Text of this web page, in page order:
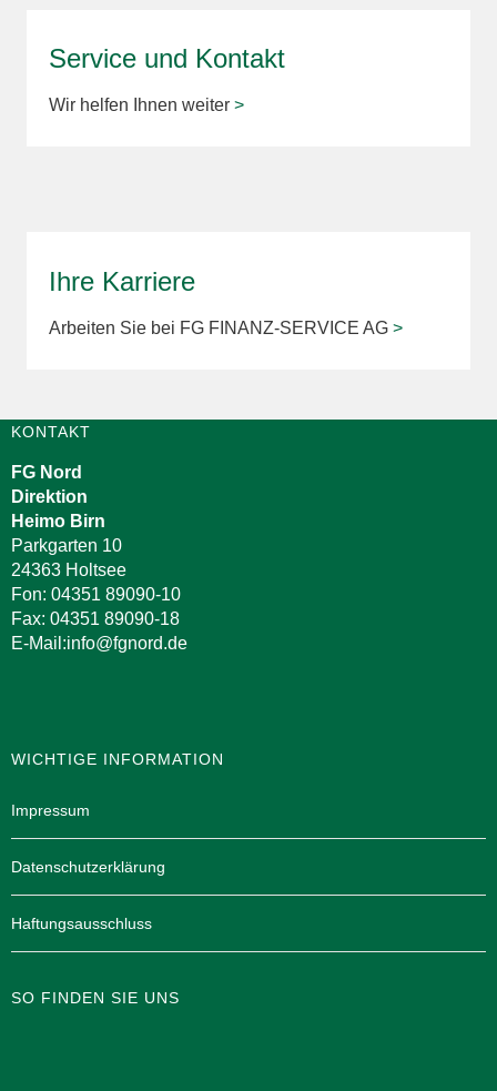
Service und Kontakt
Wir helfen Ihnen weiter >
Ihre Karriere
Arbeiten Sie bei FG FINANZ-SERVICE AG >
KONTAKT
FG Nord
Direktion
Heimo Birn
Parkgarten 10
24363 Holtsee
Fon: 04351 89090-10
Fax: 04351 89090-18
E-Mail:info@fgnord.de
WICHTIGE INFORMATION
Impressum
Datenschutzerklärung
Haftungsausschluss
SO FINDEN SIE UNS